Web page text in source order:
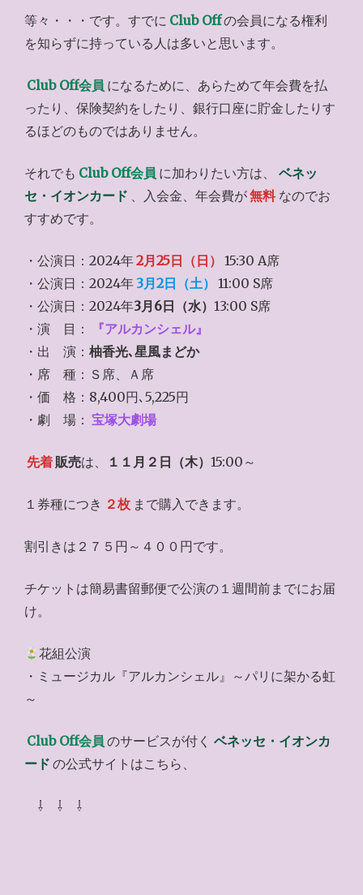
等々・・・です。すでに Club Offの会員になる権利
を知らずに持っている人は多いと思います。
Club Off会員 になるために、あらためて年会費を払
ったり、保険契約をしたり、銀行口座に貯金したりす
るほどのものではありません。
それでも Club Off会員 に加わりたい方は、
ベネッ
セ・イオンカード 、入会金、年会費が無料 なのでお
すすめです。
・公演日：2024年2月25日（日）
15:30 A席
・公演日：2024年 3月2日（土）
11:00 S席
・公演日：2024年3月6日（水） 13:00 S席
・演 目：
『アルカンシェル』
・出 演： 柚香光､星風まどか
・席 種：Ｓ席、Ａ席
・価 格：8,400円､5,225円
・劇 場： 宝塚大劇場
先着 販売は、 １１月２日（木）15:00～
１券種につき ２枚 まで購入できます。
割引きは２７５円～４００円です。
チケットは簡易書留郵便で公演の１週間前までにお届
け。
花組公演
・ミュージカル『アルカンシェル』～パリに架かる虹
～
Club Off会員 のサービスが付く ベネッセ・イオンカ
ード の公式サイトはこちら、
⇩ ⇩ ⇩